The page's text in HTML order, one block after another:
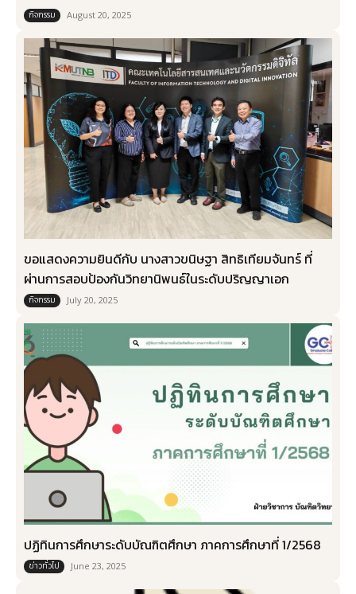
กิจกรรม August 20, 2025
ขอแสดงความยินดี​กับ นางสาวขนิษฐา สิทธิเทียมจันทร์ ที่
ผ่านการสอบป้องกันวิทยานิพนธ์ในระดับปริญญาเอก
กิจกรรม July 20, 2025
ปฏิทินการศึกษาระดับบัณฑิตศึกษา ภาคการศึกษาที่ 1/2568
ข่าวทั่วไป June 23, 2025